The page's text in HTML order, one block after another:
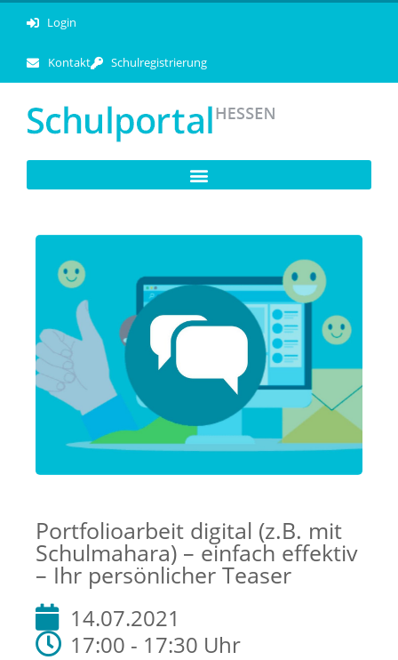
Login
Kontakt Schulregistrierung
Portfolioarbeit digital (z.B. mit
Schulmahara) – einfach effektiv
– Ihr persönlicher Teaser
14.07.2021
17:00 - 17:30 Uhr